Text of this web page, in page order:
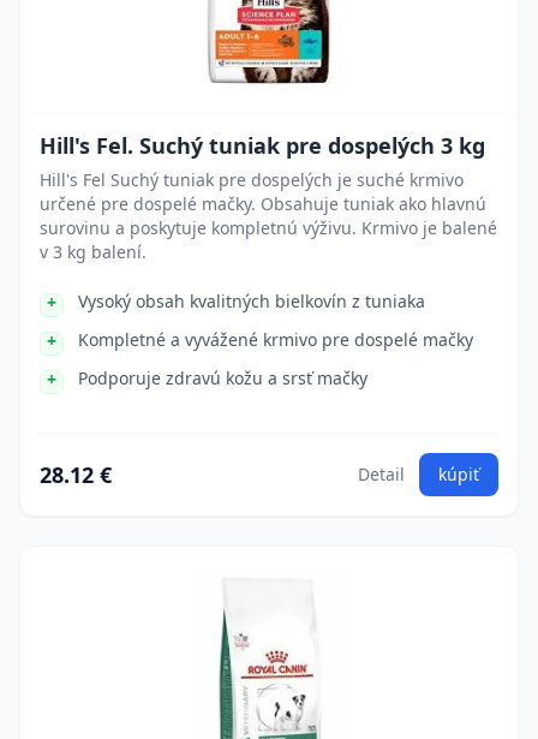
Hill's Fel. Suchý tuniak pre dospelých 3 kg
Hill's Fel Suchý tuniak pre dospelých je suché krmivo
určené pre dospelé mačky. Obsahuje tuniak ako hlavnú
surovinu a poskytuje kompletnú výživu. Krmivo je balené
v 3 kg balení.
Vysoký obsah kvalitných bielkovín z tuniaka
Kompletné a vyvážené krmivo pre dospelé mačky
Podporuje zdravú kožu a srsť mačky
28.12 € Detail kúpiť